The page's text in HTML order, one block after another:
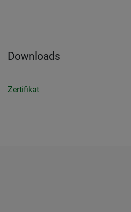
Downloads
Zertifikat